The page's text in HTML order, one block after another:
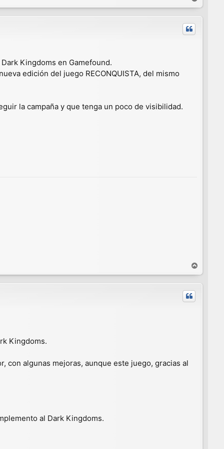
r
r
Kingdoms en Gamefound.
edición del juego RECONQUISTA, del mismo
la campaña y que tenga un poco de visibilidad.
r
r
Kingdoms.
con algunas mejoras, aunque este juego, gracias al
al Dark Kingdoms.